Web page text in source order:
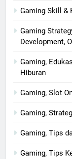
Gaming Skill &
Gaming
Development,
Gaming,
Hiburan
Gaming, Slot
Gaming,
Gaming, Tips
Gaming, Tips